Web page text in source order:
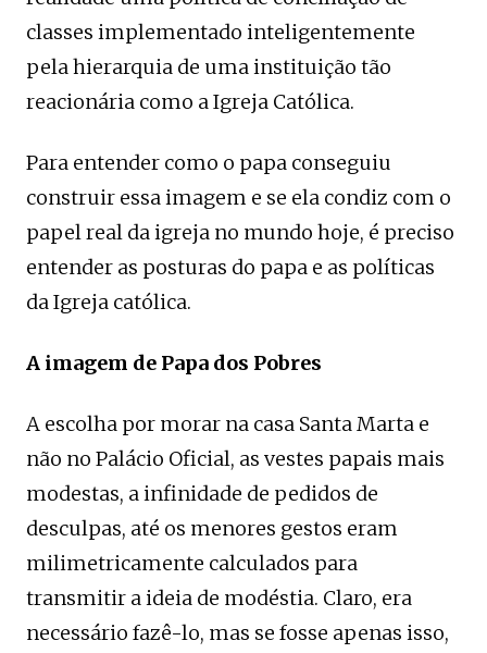
classes implementado inteligentemente
pela hierarquia de uma instituição tão
reacionária como a Igreja Católica.
Para entender como o papa conseguiu
construir essa imagem e se ela condiz com o
papel real da igreja no mundo hoje, é preciso
entender as posturas do papa e as políticas
da Igreja católica.
A imagem de Papa dos Pobres
A escolha por morar na casa Santa Marta e
não no Palácio Oficial, as vestes papais mais
modestas, a infinidade de pedidos de
desculpas, até os menores gestos eram
milimetricamente calculados para
transmitir a ideia de modéstia. Claro, era
necessário fazê-lo, mas se fosse apenas isso,